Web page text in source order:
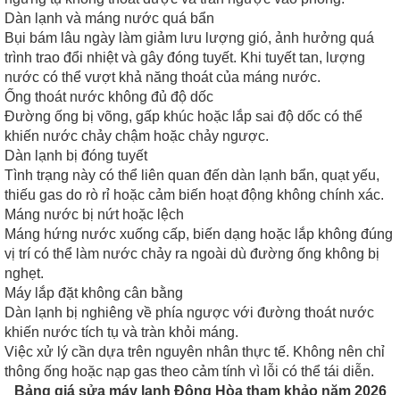
Dàn lạnh và máng nước quá bẩn
Bụi bám lâu ngày làm giảm lưu lượng gió, ảnh hưởng quá
trình trao đổi nhiệt và gây đóng tuyết. Khi tuyết tan, lượng
nước có thể vượt khả năng thoát của máng nước.
Ống thoát nước không đủ độ dốc
Đường ống bị võng, gấp khúc hoặc lắp sai độ dốc có thể
khiến nước chảy chậm hoặc chảy ngược.
Dàn lạnh bị đóng tuyết
Tình trạng này có thể liên quan đến dàn lạnh bẩn, quạt yếu,
thiếu gas do rò rỉ hoặc cảm biến hoạt động không chính xác.
Máng nước bị nứt hoặc lệch
Máng hứng nước xuống cấp, biến dạng hoặc lắp không đúng
vị trí có thể làm nước chảy ra ngoài dù đường ống không bị
nghẹt.
Máy lắp đặt không cân bằng
Dàn lạnh bị nghiêng về phía ngược với đường thoát nước
khiến nước tích tụ và tràn khỏi máng.
Việc xử lý cần dựa trên nguyên nhân thực tế. Không nên chỉ
thông ống hoặc nạp gas theo cảm tính vì lỗi có thể tái diễn.
Bảng giá sửa máy lạnh Đông Hòa tham khảo năm 2026